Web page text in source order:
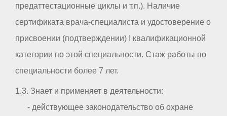
предаттестационные циклы и т.п.). Наличие
сертификата врача-специалиста и удостоверение о
присвоении (подтверждении) I квалификационной
категории по этой специальности. Стаж работы по
специальности более 7 лет.
1.3. Знает и применяет в деятельности:
- действующее законодательство об охране